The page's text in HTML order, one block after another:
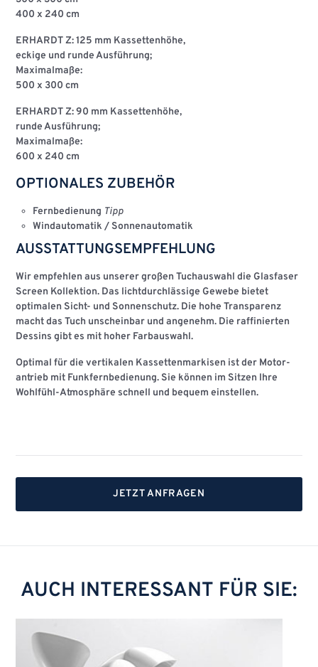
400 x 240 cm
ERHARDT Z: 125 mm Kassettenhöhe,
eckige und runde Ausführung;
Maximalmaße:
500 x 300 cm
ERHARDT Z: 90 mm Kassettenhöhe,
runde Ausführung;
Maximalmaße:
600 x 240 cm
OPTIONALES ZUBEHÖR
Fernbedienung Tipp
Windautomatik / Sonnenautomatik
AUSSTATTUNGSEMPFEHLUNG
Wir empfehlen aus unserer großen Tuchauswahl die Glasfaser
Screen Kollektion. Das lichtdurchlässige Gewebe bietet
optimalen Sicht- und Sonnenschutz. Die hohe Transparenz
macht das Tuch unscheinbar und angenehm. Die raffinierten
Dessins gibt es mit hoher Farbauswahl.
Optimal für die vertikalen Kassettenmarkisen ist der Motor-
antrieb mit Funkfernbedienung. Sie können im Sitzen Ihre
Wohlfühl-Atmosphäre schnell und bequem einstellen.
JETZT ANFRAGEN
AUCH INTERESSANT FÜR SIE: